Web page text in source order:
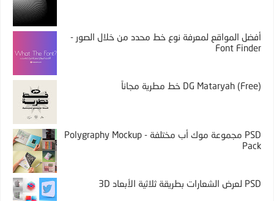
أفضل المواقع لمعرفة نوع خط محدد من خلال الصور -
Font Finder
DG Mataryah (Free) خط مطرية مجاناً
PSD مجموعة موك أب مختلفة - Polygraphy Mockup
Pack
PSD لعرض الشعارات بطريقة ثلاثية الأبعاد 3D